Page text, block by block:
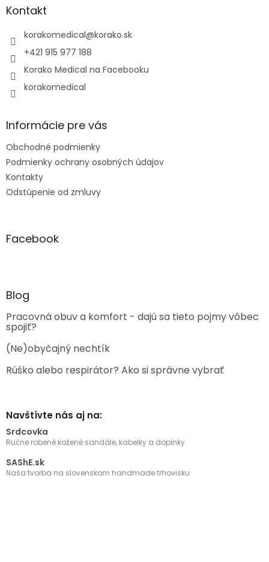
äKontakt
korakomedical@korako.sk
+421 915 977 188
Korako Medical na Facebooku
korakomedical
Informácie pre vás
Obchodné podmienky
Podmienky ochrany osobných údajov
Kontakty
Odstúpenie od zmluvy
Facebook
Blog
Pracovná obuv a komfort - dajú sa tieto pojmy vôbec
spojiť?
(Ne)obyčajný nechtík
Rúško alebo respirátor? Ako si správne vybrať
Navštívte nás aj na:
Srdcovka
Ručne robené kožené sandále, kabelky a doplnky
SAShE.sk
Naša tvorba na slovenskom handmade trhovisku